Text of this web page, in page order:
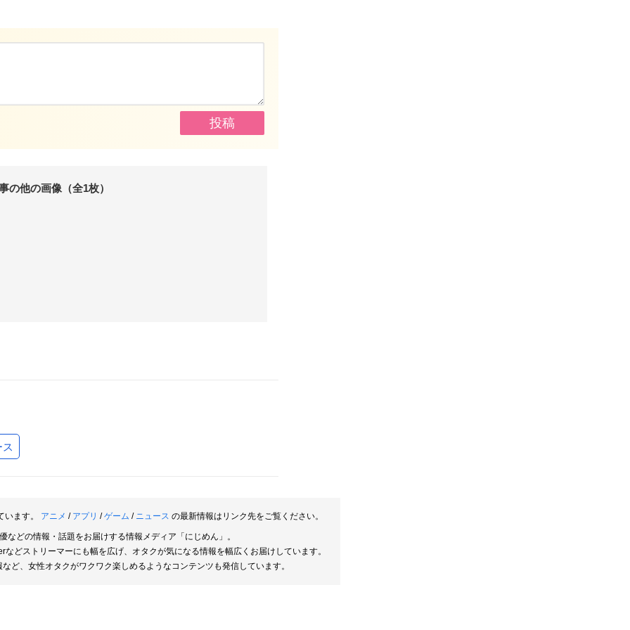
の他の画像（全1枚）
います。 アニメ / アプリ /ゲーム / ニュース の最新情報はリンク先をご覧ください。
どの情報・話題をお届けする情報メディア「にじめん」。
どストリーマーにも幅を広げ、オタクが気になる情報を幅広くお届けしています。
ど、女性オタクがワクワク楽しめるようなコンテンツも発信しています。